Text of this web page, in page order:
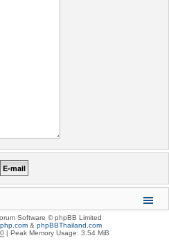
Software © phpBB Limited
& phpBBThailand.com
| Peak Memory Usage: 3.54 MiB